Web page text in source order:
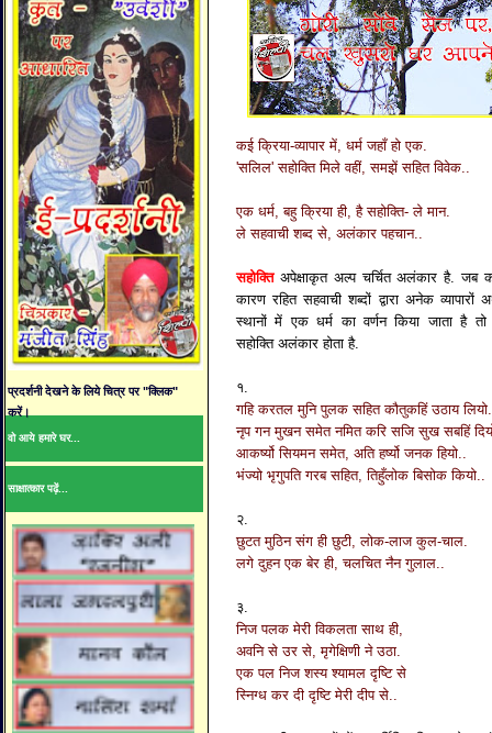
प्रदर्शनी देखने के लिये चित्र पर "क्लिक"
करें।
वो आये हमारे घर...
साक्षात्कार पढ़ें...
कई क्रिया-व्यापार में, धर्म जहाँ हो एक.
'सलिल' सहोक्ति मिले वहीं, समझें सहित विवेक..
एक धर्म, बहु क्रिया ही, है सहोक्ति- ले मान.
ले सहवाची शब्द से, अलंकार पहचान..
सहोक्तिअपेक्षाकृत अल्प चर्चित अलंकार है. जब
कारण रहित सहवाची शब्दों द्वारा अनेक व्यापारों
स्थानों में एक धर्म का वर्णन किया जाता है तो
सहोक्ति अलंकार होता है.
१.
गहि करतल मुनि पुलक सहित कौतुकहिं उठाय लियो.
नृप गन मुखन समेत नमित करि सजि सुख सबहिं
आकर्ष्यो सियमन समेत, अति हर्ष्यो जनक हियो..
भंज्यो भृगुपति गरब सहित, तिहुँलोक बिसोक कियो..
२.
छुटत मुठिन संग ही छुटी, लोक-लाज कुल-चाल.
लगे दुहन एक बेर ही, चलचित नैन गुलाल..
३.
निज पलक मेरी विकलता साथ ही,
अवनि से उर से, मृगेक्षिणी ने उठा.
एक पल निज शस्य श्यामल दृष्टि से
स्निग्ध कर दी दृष्टि मेरी दीप से..